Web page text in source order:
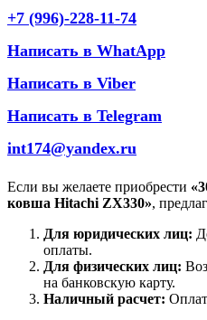
+7 (996)-228-11-74
Написать в WhatApp
Написать в Viber
Написать в Telegram
int174@yandex.ru
Если вы желаете приобрести
ковша Hitachi ZX330»,
Для юридических лиц:
оплаты.
Для физических лиц:
на банковскую карту.
Наличный расчет: